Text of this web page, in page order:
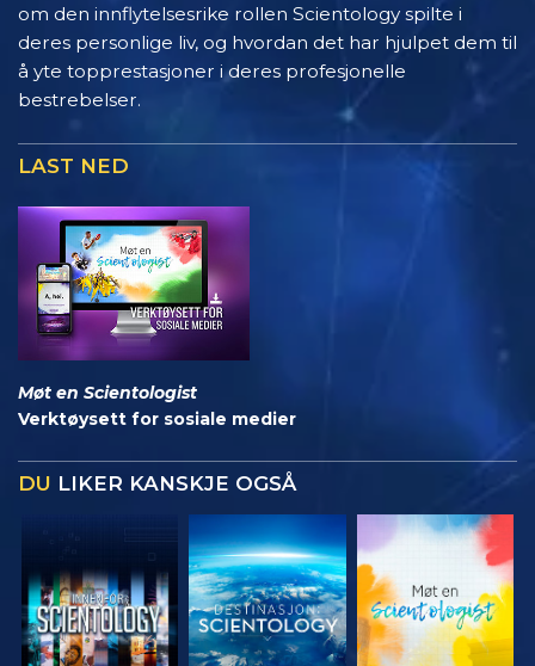
om den innflytelsesrike rollen Scientology spilte i
deres personlige liv, og hvordan det har hjulpet dem til
å yte topprestasjoner i deres profesjonelle
bestrebelser.
LAST NED
Møt en Scientologist
Verktøysett for sosiale medier
DU LIKER KANSKJE OGSÅ